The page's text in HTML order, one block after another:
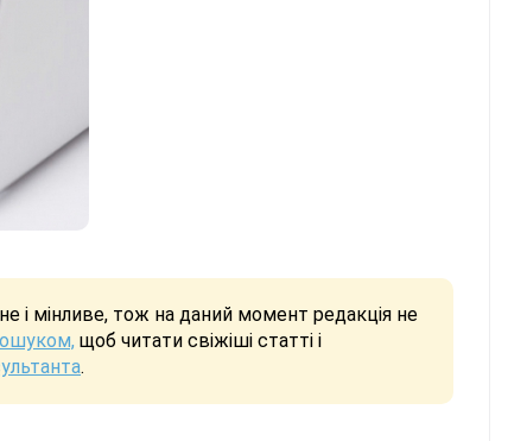
і мінливе, тож на даний момент редакція не
щоб читати свіжіші статті і
.